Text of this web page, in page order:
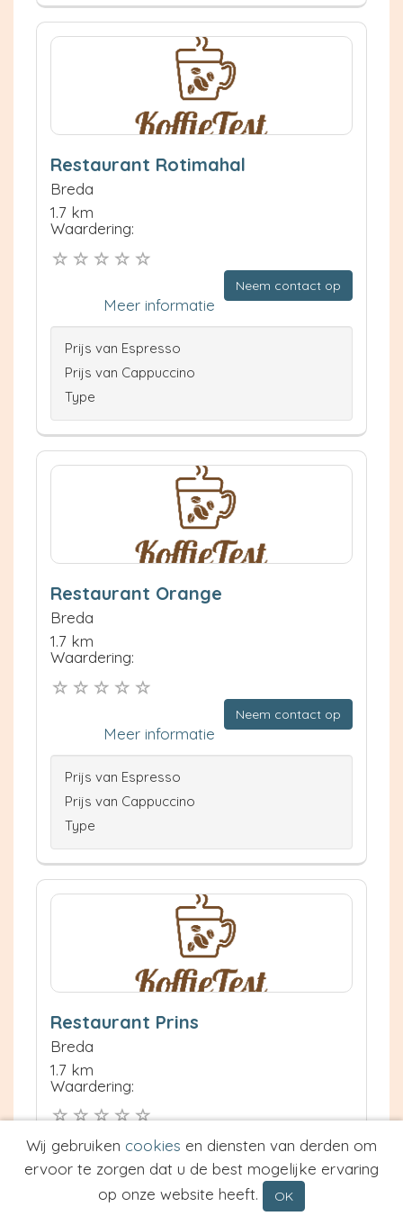
Restaurant Rotimahal
Breda
1.7 km
Waardering:
Neem contact op
Meer informatie
Prijs van Espresso
Prijs van Cappuccino
Type
Restaurant Orange
Breda
1.7 km
Waardering:
Neem contact op
Meer informatie
Prijs van Espresso
Prijs van Cappuccino
Type
Restaurant Prins
Breda
1.7 km
Waardering:
Neem contact op
Meer informatie
Prijs van Espresso
Wij gebruiken cookies en diensten van derden om
ervoor te zorgen dat u de best mogelijke ervaring
op onze website heeft.
OK